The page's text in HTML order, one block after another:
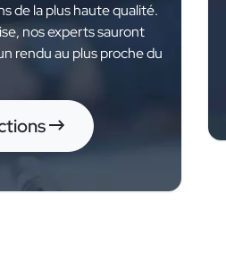
de la plus haute qualité.
nos experts sauront
rendu au plus proche du